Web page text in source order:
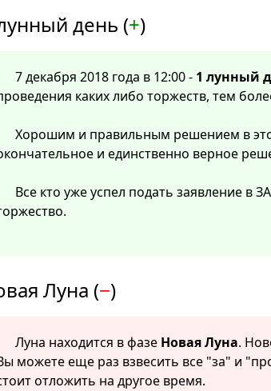
день (+)
7 декабря 2018 года в 12:00 - 1 лунный
каких либо торжеств, тем
Хорошим и правильным решением в
и единственно верное
Все кто уже успел подать заявление в
Луна (−)
Луна находится в фазе Новая Луна.
можете еще раз взвесить все "за" и
отложить на другое время.